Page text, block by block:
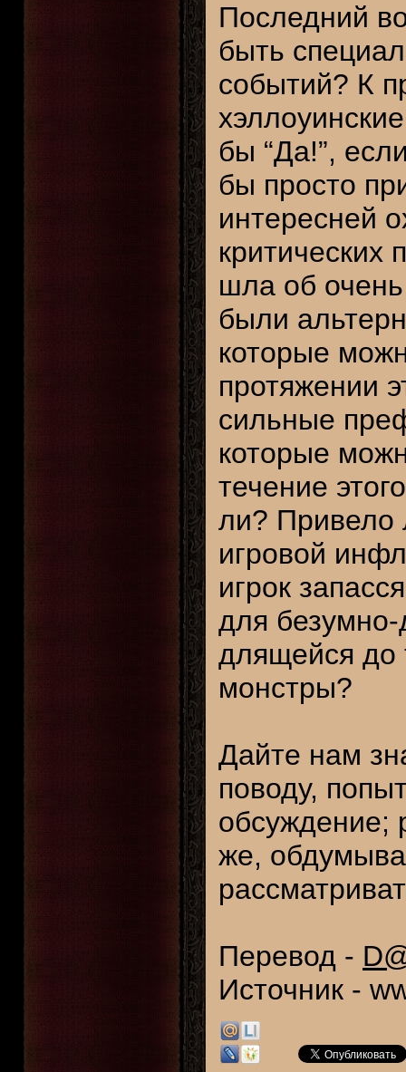
Последний
быть
событий? К
бы “Да!”,
бы просто
интересней
критических
шла об
были
которые
протяжении
сильные
которые
течение
ли? Привело
игровой
игрок
для безумно-
длящейся до
монстры?
Дайте нам
поводу,
обсуждение;
же,
Перевод -
Источник -